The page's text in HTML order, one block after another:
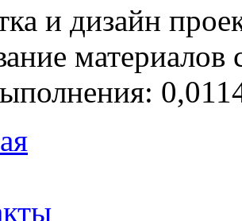
и дизайн
материалов